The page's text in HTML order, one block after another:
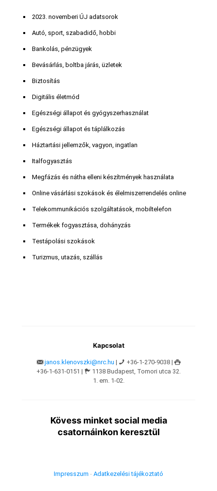
2023. novemberi ÚJ adatsorok
Autó, sport, szabadidő, hobbi
Bankolás, pénzügyek
Bevásárlás, boltba járás, üzletek
Biztosítás
Digitális életmód
Egészségi állapot és gyógyszerhasználat
Egészségi állapot és táplálkozás
Háztartási jellemzők, vagyon, ingatlan
Italfogyasztás
Megfázás és nátha elleni készítmények használata
Online vásárlási szokások és élelmiszerrendelés online
Telekommunikációs szolgáltatások, mobiltelefon
Termékek fogyasztása, dohányzás
Testápolási szokások
Turizmus, utazás, szállás
Kapcsolat
janos.klenovszki@nrc.hu |
+36-1-270-9038 |
+36-1-631-0151 |
1138 Budapest, Tomori utca 32.
1. em. 1-02.
Kövess minket social media
csatornáinkon keresztül
Impresszum - Adatkezelési tájékoztató